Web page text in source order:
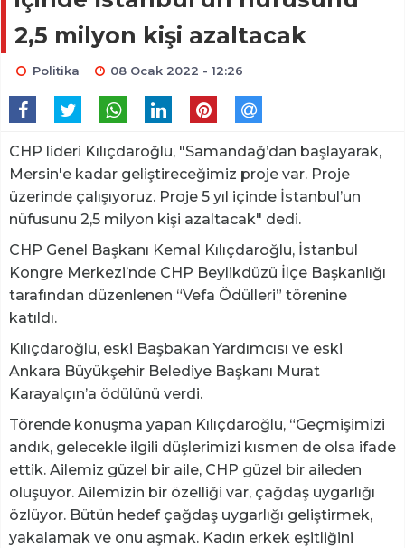
2,5 milyon kişi azaltacak
Politika 08 Ocak 2022 - 12:26
CHP lideri Kılıçdaroğlu, "Samandağ’dan başlayarak,
Mersin'e kadar geliştireceğimiz proje var. Proje
üzerinde çalışıyoruz. Proje 5 yıl içinde İstanbul’un
nüfusunu 2,5 milyon kişi azaltacak" dedi.
CHP Genel Başkanı Kemal Kılıçdaroğlu, İstanbul
Kongre Merkezi’nde CHP Beylikdüzü İlçe Başkanlığı
tarafından düzenlenen “Vefa Ödülleri” törenine
katıldı.
Kılıçdaroğlu, eski Başbakan Yardımcısı ve eski
Ankara Büyükşehir Belediye Başkanı Murat
Karayalçın’a ödülünü verdi.
Törende konuşma yapan Kılıçdaroğlu, “Geçmişimizi
andık, gelecekle ilgili düşlerimizi kısmen de olsa ifade
ettik. Ailemiz güzel bir aile, CHP güzel bir aileden
oluşuyor. Ailemizin bir özelliği var, çağdaş uygarlığı
özlüyor. Bütün hedef çağdaş uygarlığı geliştirmek,
yakalamak ve onu aşmak. Kadın erkek eşitliğini